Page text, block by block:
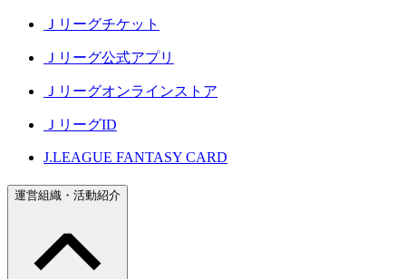
Ｊリーグチケット
Ｊリーグ公式アプリ
Ｊリーグオンラインストア
ＪリーグID
J.LEAGUE FANTASY CARD
運営組織・活動紹介